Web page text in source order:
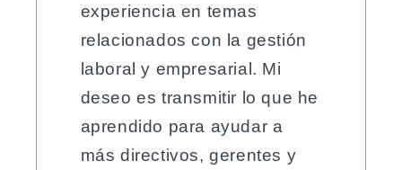
experiencia en temas
relacionados con la gestión
laboral y empresarial. Mi
deseo es transmitir lo que he
aprendido para ayudar a
más directivos, gerentes y